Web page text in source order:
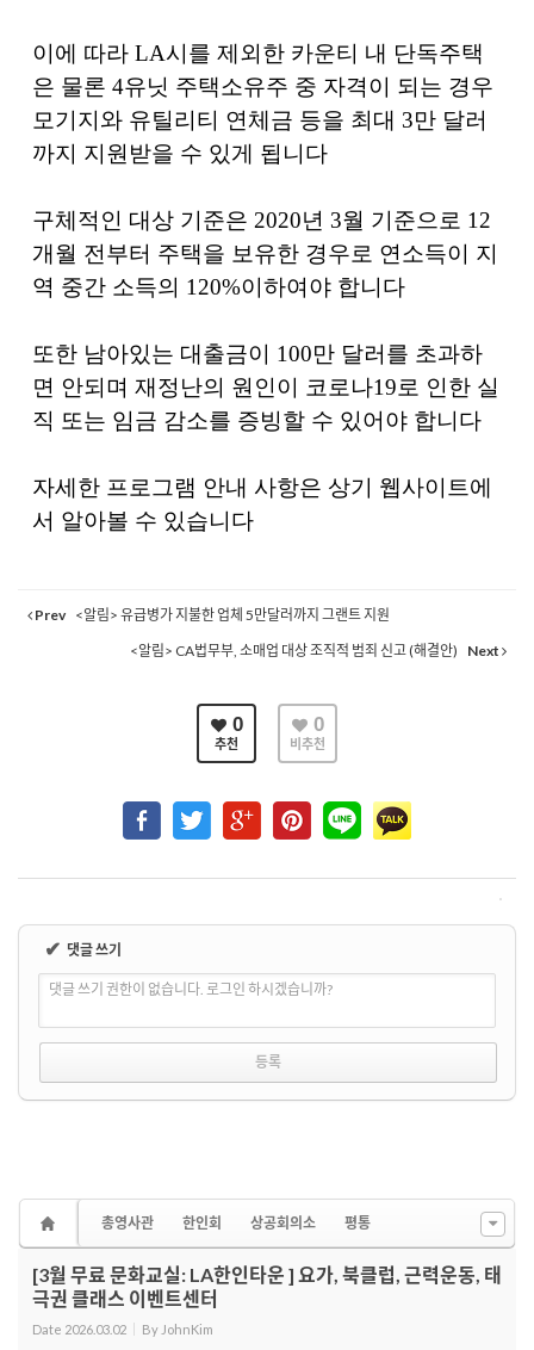
이에 따라 LA시를 제외한 카운티 내 단독주택
은 물론 4유닛 주택소유주 중 자격이 되는 경우
모기지와 유틸리티 연체금 등을 최대 3만 달러
까지 지원받을 수 있게 됩니다
구체적인 대상 기준은 2020년 3월 기준으로 12
개월 전부터 주택을 보유한 경우로 연소득이 지
역 중간 소득의 120%이하여야 합니다
또한 남아있는 대출금이 100만 달러를 초과하
면 안되며 재정난의 원인이 코로나19로 인한 실
직 또는 임금 감소를 증빙할 수 있어야 합니다
자세한 프로그램 안내 사항은 상기 웹사이트에
서 알아볼 수 있습니다
Prev <알림> 유급병가 지불한 업체 5만달러까지 그랜트 지원
<알림> CA법무부, 소매업 대상 조직적 범죄 신고 (해결안)
Next
0
추천
0
비추천
✔ 댓글 쓰기
댓글 쓰기 권한이 없습니다. 로그인 하시겠습니까?
총영사관 한인회 상공회의소 평통
[3월 무료 문화교실: LA한인타운 ] 요가, 북클럽, 근력운동, 태
극권 클래스 이벤트센터
Date 2026.03.02 By JohnKim